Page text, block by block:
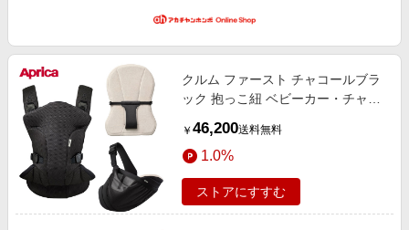
クルム ファースト チャコールブラ
ック 抱っこ紐 ベビーカー・チャイ
抱っこ紐グッズ 抱っこ紐・スリン
グ
￥ 46,200送料無料
1.0%
ストアにすすむ